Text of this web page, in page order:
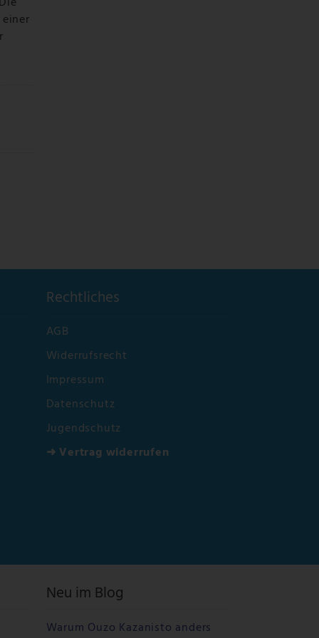
Rechtliches
AGB
Widerrufsrecht
Impressum
Datenschutz
Jugendschutz
➜ Vertrag widerrufen
Neu im Blog
Warum Ouzo Kazanisto anders